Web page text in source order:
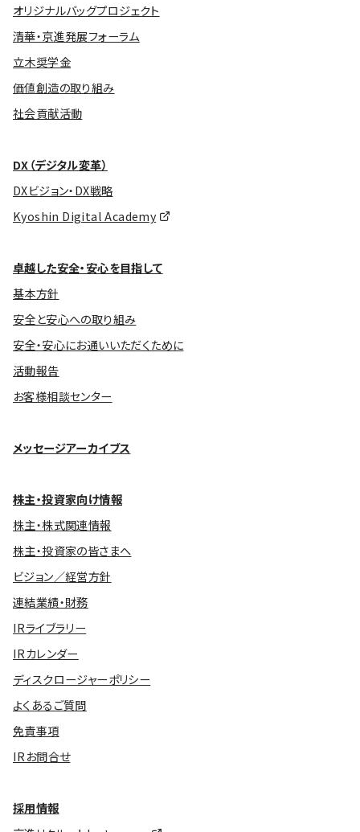
オリジナルバッグプロジェクト
清華・京進発展フォーラム
立木奨学金
価値創造の取り組み
社会貢献活動
DX（デジタル変革）
DXビジョン・DX戦略
Kyoshin Digital Academy
卓越した安全・安心を目指して
基本方針
安全と安心への取り組み
安全・安心にお通いいただくために
活動報告
お客様相談センター
メッセージアーカイブス
株主・投資家向け情報
株主・株式関連情報
株主・投資家の皆さまへ
ビジョン／経営方針
連結業績・財務
IRライブラリー
IRカレンダー
ディスクロージャーポリシー
よくあるご質問
免責事項
IRお問合せ
採用情報